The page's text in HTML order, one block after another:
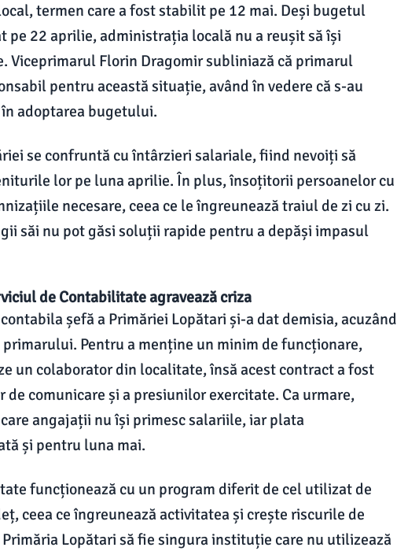
termen care a fost stabilit pe 12 mai. Deși bugetul
pe 22 aprilie, administrația locală nu a reușit să își
Viceprimarul Florin Dragomir subliniază că primarul
pentru această situație, având în vedere că s-au
adoptarea bugetului.
se confruntă cu întârzieri salariale, fiind nevoiți să
lor pe luna aprilie. În plus, însoțitorii persoanelor cu
necesare, ceea ce le îngreunează traiul de zi cu zi.
săi nu pot găsi soluții rapide pentru a depăși impasul
de Contabilitate agravează criza
șefă a Primăriei Lopătari și-a dat demisia, acuzând
Pentru a menține un minim de funcționare,
un colaborator din localitate, însă acest contract a fost
comunicare și a presiunilor exercitate. Ca urmare,
angajații nu își primesc salariile, iar plata
și pentru luna mai.
funcționează cu un program diferit de cel utilizat de
ceea ce îngreunează activitatea și crește riscurile de
Lopătari să fie singura instituție care nu utilizează